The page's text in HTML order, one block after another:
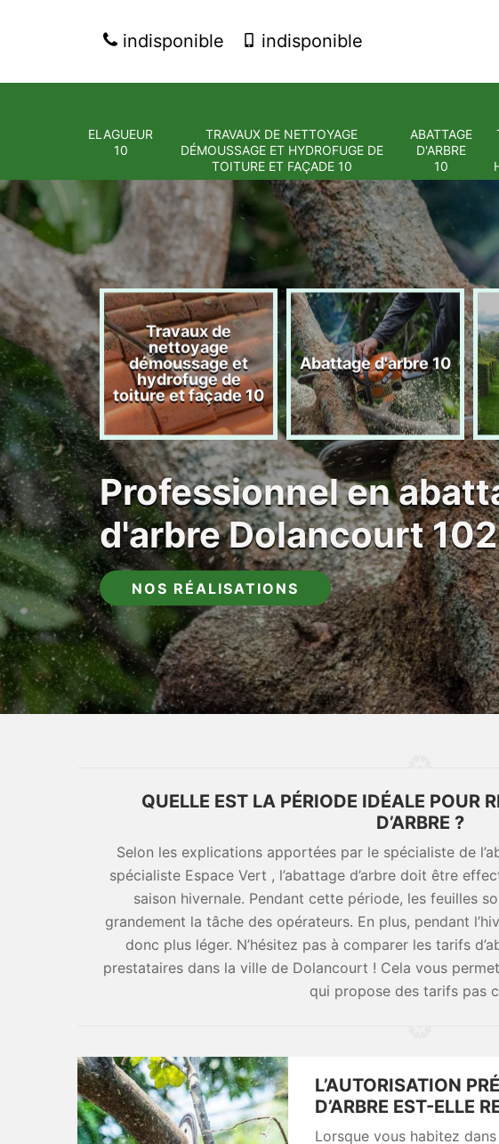
indisponible indisponible
ELAGUEUR
10
TRAVAUX DE NETTOYAGE
DÉMOUSSAGE ET HYDROFUGE DE
TOITURE ET FAÇADE 10
ABATTAGE
D'ARBRE
10
10
Travaux de
nettoyage
démoussage et
hydrofuge de
toiture et façade 10
Abattage d'arbre 10
Professionnel en
d'arbre Dolancourt
NOS RÉALISATIONS
QUELLE EST LA PÉRIODE IDÉALE POUR
D’ARBRE ?
Selon les explications apportées par le spécialiste de
spécialiste Espace Vert , l’abattage d’arbre doit être
saison hivernale. Pendant cette période, les feuilles
grandement la tâche des opérateurs. En plus, pendant
donc plus léger. N’hésitez pas à comparer les tarifs
prestataires dans la ville de Dolancourt ! Cela vous
qui propose des tarifs pas
L’AUTORISATION
D’ARBRE EST-ELLE
Lorsque vous habitez